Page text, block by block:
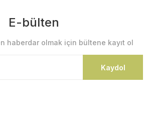
E-bülten
haberdar olmak için bültene kayıt ol
Kaydol